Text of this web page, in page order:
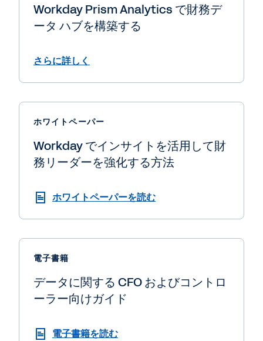
Workday Prism Analytics で財務デ
ータ ハブを構築する
さらに詳しく
ホワイトペーパー
Workday でインサイトを活用して財
務リーダーを強化する方法
ホワイトペーパーを読む
電子書籍
データに関する CFO およびコントロ
ーラー向けガイド
電子書籍を読む